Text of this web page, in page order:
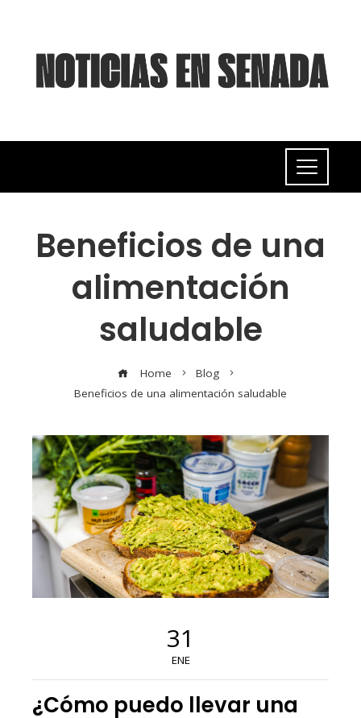
Beneficios de una
alimentación
saludable
Home
Blog
Beneficios de una alimentación saludable
31
ENE
¿Cómo puedo llevar una